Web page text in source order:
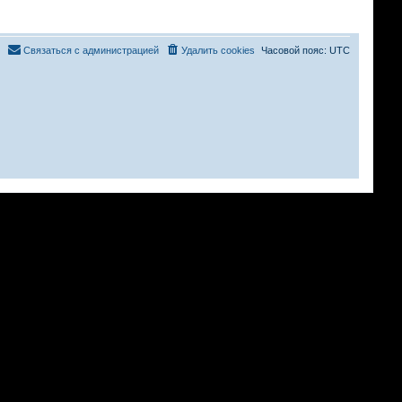
Часовой пояс: UTC
Удалить cookies
Связаться с администрацией